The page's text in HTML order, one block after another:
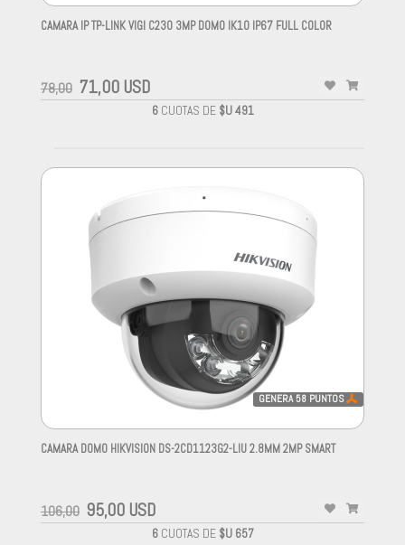
CAMARA IP TP-LINK VIGI C230 3MP DOMO IK10 IP67 FULL COLOR
78,00 71,00 USD
6CUOTAS DE $U 491
GENERA58 PUNTOS
CAMARA DOMO HIKVISION DS-2CD1123G2-LIU 2.8MM 2MP SMART
106,00 95,00 USD
6CUOTAS DE $U 657